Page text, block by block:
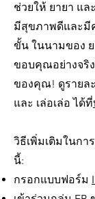
ช่วยให้ ยายา แล
มีสุขภาพดีและมี
ขั้น ในนามของ ย
ขอบคุณอย่างจริ
ของคุณ! ดูรายล
และ เล่อเล่อ ได้ที่
วิธีเพิ่มเติมในก
นี้:
กรอกแบบฟอร์ม